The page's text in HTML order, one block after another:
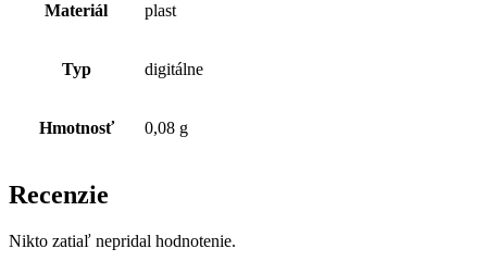
Materiál plast
Typ digitálne
Hmotnosť 0,08 g
Recenzie
Nikto zatiaľ nepridal hodnotenie.